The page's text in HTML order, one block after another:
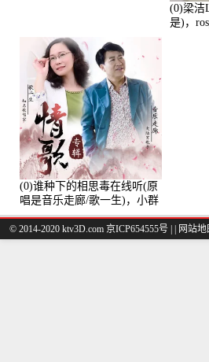
(0)梁洁
是)，
(0)谁种下的相思毒在线听(原
唱是音乐走廊/歌一生)，小群
演唱点播:8975次
© 2014-2020 ktv3D.com 京ICP654555号 | 网站地